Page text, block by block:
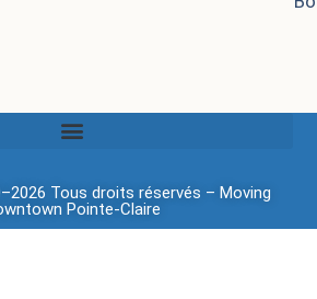
Tous droits réservés – Moving
Pointe-Claire